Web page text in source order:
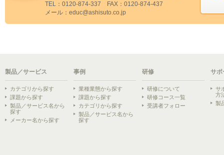
TEL：0120-874-337 FAX：0120-874-437
メール：educ@ashisuto.co.jp
製品／サービス
カテゴリから探す
課題から探す
製品／サービス名から
探す
メーカー名から探す
事例
業種業態から探す
課題から探す
カテゴリから探す
製品／サービス名から
探す
研修
研修について
研修コース一覧
受講者フォロー
サポ
サ
方
製